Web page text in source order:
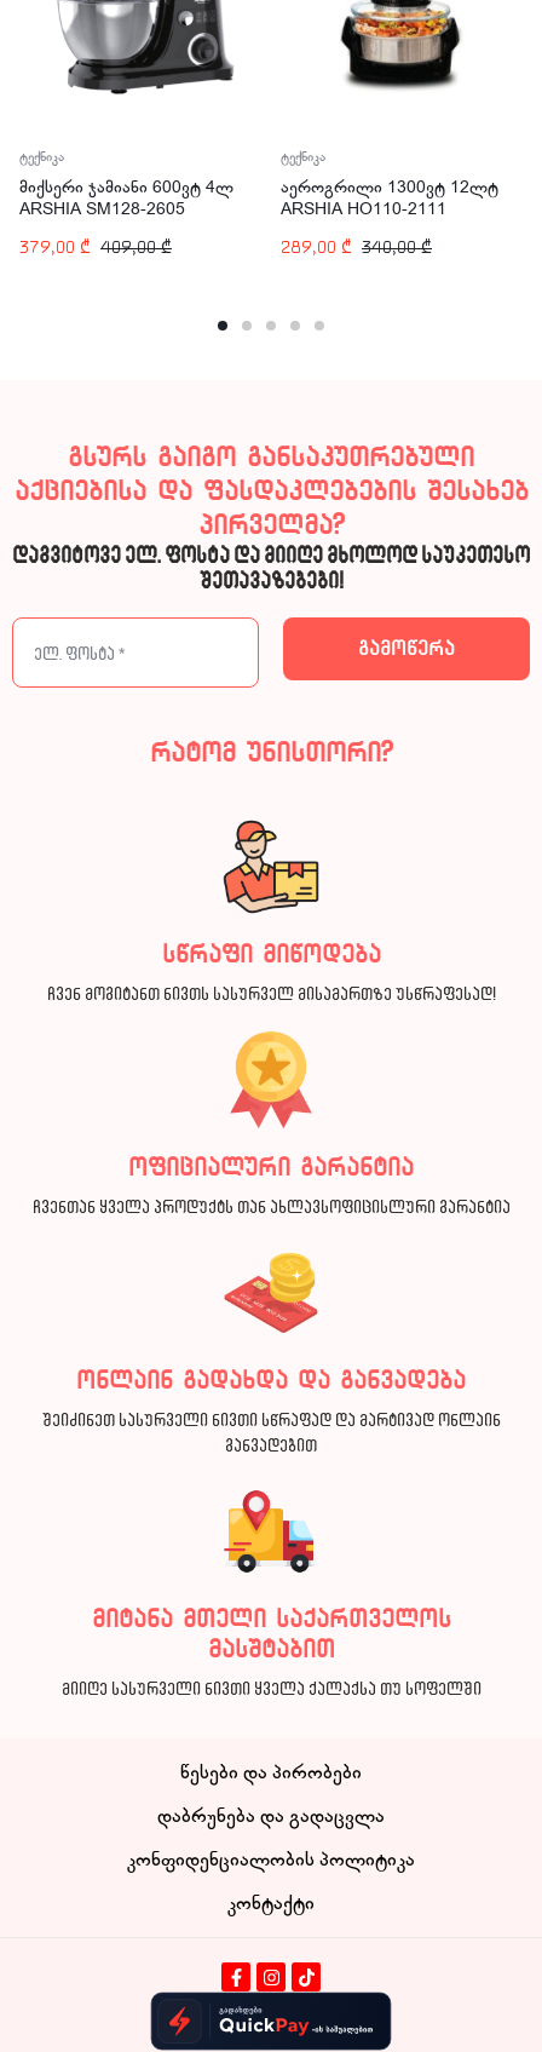
ტექნიკა
მიქსერი ჯამიანი 600ვტ 4ლ
ARSHIA SM128-2605
379,00 ₾ 409,00₾
ტექნიკა
აეროგრილი 1300ვტ 12ლტ
ARSHIA HO110-2111
289,00 ₾ 340,00₾
გსურს გაიგო განსაკუთრებული
აქციებისა და ფასდაკლებების შესახებ
პირველმა?
დაგვიტოვე ელ. ფოსტა და მიიღე მხოლოდ საუკეთესო
შეთავაზებები!
რატომ უნისთორი?
სწრაფი მიწოდება
ჩვენ მოგიტანთ ნივთს სასურველ მისამართზე უსწრაფესად!
ოფიციალური გარანტია
ჩვენთან ყველა პროდუქტს თან ახლავსოფიცისლური გარანტია
ონლაინ გადახდა და განვადება
შეიძინეთ სასურველი ნივთი სწრაფად და მარტივად ონლაინ
განვადებით
მიტანა მთელი საქართველოს
მასშტაბით
მიიღე სასურველი ნივთი ყველა ქალაქსა თუ სოფელში
წესები და პირობები
დაბრუნება და გადაცვლა
კონფიდენციალობის პოლიტიკა
კონტაქტი